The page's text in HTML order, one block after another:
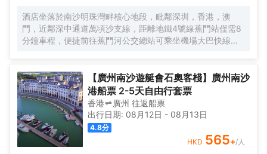
酒店坐落於南沙明珠灣畔核心地段，毗鄰深圳，香港，澳
門，近鄰深中通道萬頃沙支線，距離地鐵4號線蕉門站僅需8
分鐘車程，便捷前往蕉門河公交總站可乘坐機場大巴快線或
券，可輕鬆前往南沙天后宮、南沙濕地公園、廣汽科技館及
環宇城購物中心等。 酒店共有261間以海洋為設計靈感的客
房及套房，詮釋現代經典與優雅，滿足休閒賓客對在地文化
的探索與體驗。配備粵式風味的林苑中餐廳、中西結合的漁
人碼頭全日餐廳以及”雙重身份”的薄荷酒吧，體驗創新融合的
珍饈美饌。酒店擁有馬丁叔叔的農場，小朋友們可盡情與小
動物們互動亦或參與馬丁叔叔課堂，共度愉快的親子時光。
【廣州南沙遊艇會石奧客棧】廣州南沙
港船票 2-5天自由行套票
香港 廣州 往返船票
出行日期: 08月12日 - 08月13日
4.8分
HKD 565+/人